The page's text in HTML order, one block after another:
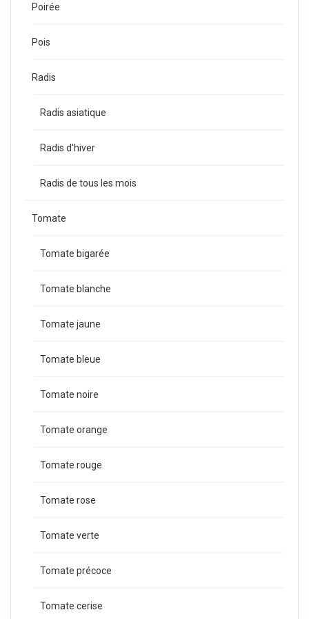
Poirée
Pois
Radis
Radis asiatique
Radis d'hiver
Radis de tous les mois
Tomate
Tomate bigarée
Tomate blanche
Tomate jaune
Tomate bleue
Tomate noire
Tomate orange
Tomate rouge
Tomate rose
Tomate verte
Tomate précoce
Tomate cerise